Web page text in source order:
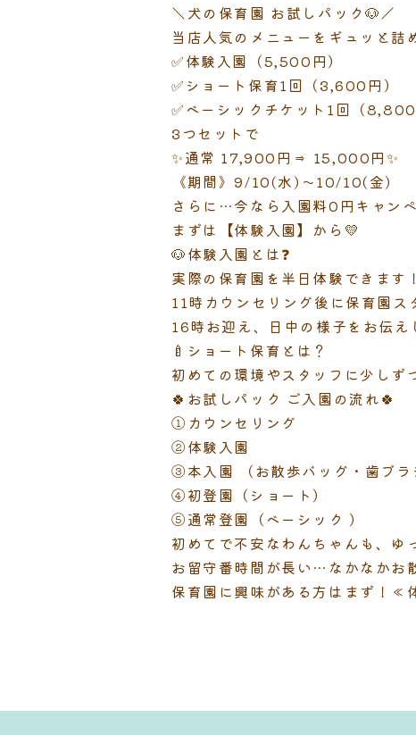
＼犬の保育園 お試しパック🐶／
当店人気のメニューをギュッと詰
✅体験入園（5,500円）
✅ショート保育1回（3,600円）
✅ベーシックチケット1回（8,800
3つセットで
✨通常 17,900円⇒ 15,000円✨
《期間》9/10(水)～10/10(金)
さらに…今なら入園料0円キャン
まずは【体験入園】から💛
🐶体験入園とは❓
実際の保育園を半日体験できます！
11時カウンセリング後に保育園ス
16時お迎え、日中の様子をお伝
🍼ショート保育とは？
初めての環境やスタッフに少し
🍀お試しパック ご入園の流れ🍀
①カウンセリング
②体験入園
③本入園 （お散歩バッグ・歯ブラ
④初登園（ショート）
⑤通常登園（ベーシック ）
初めてで不安なわんちゃんも、ゆ
お留守番時間が長い…なかなかお
保育園に興味がある方はまず！≪